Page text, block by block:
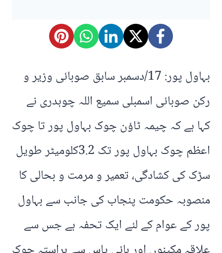
بہاول پور: 17/دسمبر سابق صوبائی وزیر و
رکن صوبائی اسمبلی سمیع اللہ چوہدری نے
کہا ہے کہ چیمہ ٹاؤن چوک بہاول پور تا چوک
اعظم چوک بہاول پور تک 3.2کلومیٹر طویل
سڑک کی کشادگی، تعمیر و مرمت و بحالی کا
منصوبہ حکومت پنجاب کی جانب سے بہاول
پور کے عوام کے لئے ایک تحفہ ہے جس سے